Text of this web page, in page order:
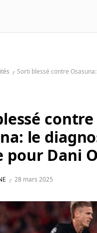
┌Sorti blessé contre Osasuna: le
contre
le
pour Dani
28 mars 2025